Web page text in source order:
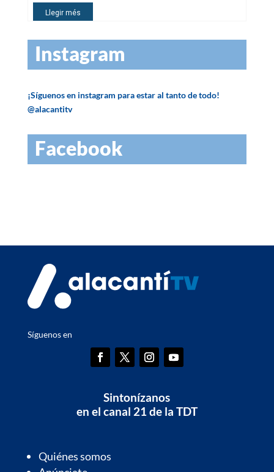
Instagram
¡Síguenos en instagram para estar al tanto de todo!
@alacantitv
Facebook
Síguenos en
Sintonízanos
en el canal 21 de la TDT
Quiénes somos